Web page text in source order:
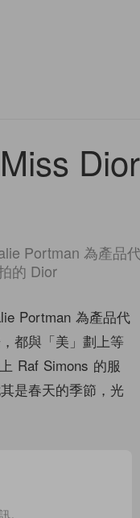
Portman 為產品
的 Dior
Portman 為產品代
都與「美」劃上等
Raf Simons 的服
是春天的季節，光
。